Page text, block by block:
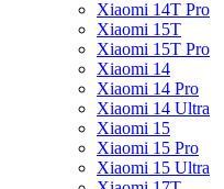
Xiaomi 14T Pro
Xiaomi 15T
Xiaomi 15T Pro
Xiaomi 14
Xiaomi 14 Pro
Xiaomi 14 Ultra
Xiaomi 15
Xiaomi 15 Pro
Xiaomi 15 Ultra